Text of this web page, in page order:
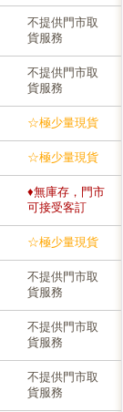
不提供門市取
貨服務
不提供門市取
貨服務
☆極少量現貨
☆極少量現貨
♦無庫存，門市
可接受客訂
☆極少量現貨
不提供門市取
貨服務
不提供門市取
貨服務
不提供門市取
貨服務